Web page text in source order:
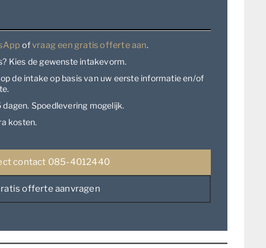
ofvraag een gratis offerte aan.
Kies de gewenste intakevorm.
de intake op basis van uw eerste informatie en/of
Spoedlevering mogelijk.
kosten.
contact 085-4012440
offerte aanvragen